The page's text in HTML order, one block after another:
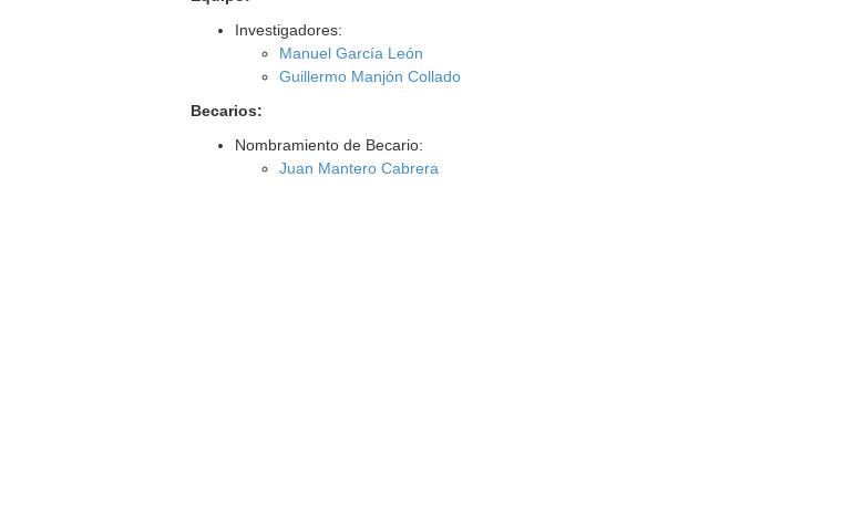
Investigadores:
Manuel García León
Guillermo Manjón Collado
Becarios:
Nombramiento de Becario:
Juan Mantero Cabrera